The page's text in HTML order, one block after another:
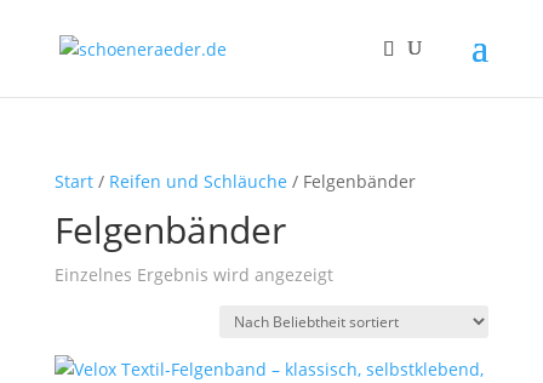
Start/ Reifen und Schläuche / Felgenbänder
Felgenbänder
Einzelnes Ergebnis wird angezeigt